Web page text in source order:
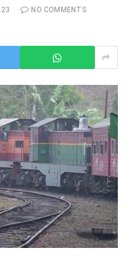
NO COMMENTS